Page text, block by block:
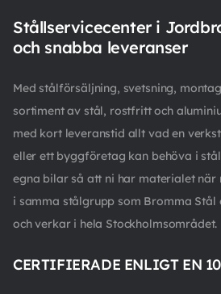
Stållservicecenter i
och snabba leveranser
Med stålförsäljning, svetsning,
sortiment av stål, rostfritt och
med kort leveranstid allt vad en
eller ett byggföretag kan behöva i
egna bilar så att ni har materialet när
i samma stålgrupp som Bromma Stål
och verkar i hela Stockholmsområdet.
CERTIFIERADE ENLIGT EN